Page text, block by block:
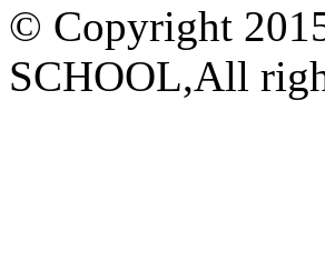
© Copyright
SCHOOL,All